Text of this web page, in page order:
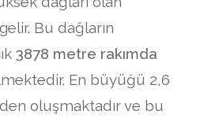
Bu dağların
3878 metre rakımda
En büyüğü 2,6
oluşmaktadır ve bu